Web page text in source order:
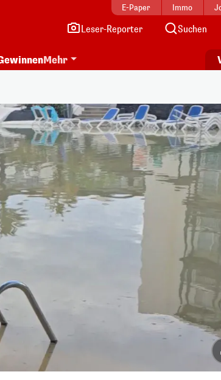
E-Paper Immo
Leser-Reporter Suchen
Mehr